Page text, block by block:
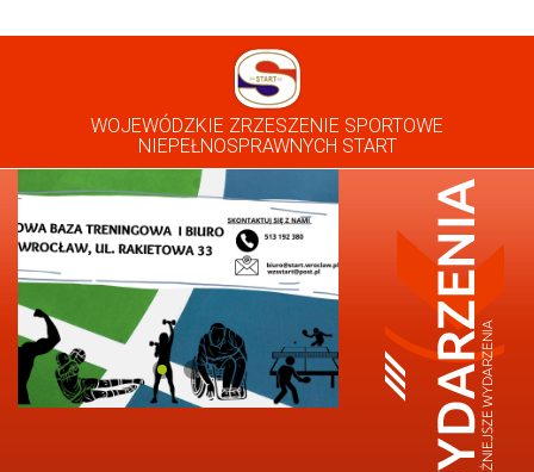
WOJEWÓDZKIE ZRZESZENIE SPORTOWE
NIEPEŁNOSPRAWNYCH START